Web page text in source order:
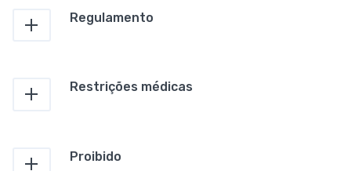
Regulamento
Restrições médicas
Proibido